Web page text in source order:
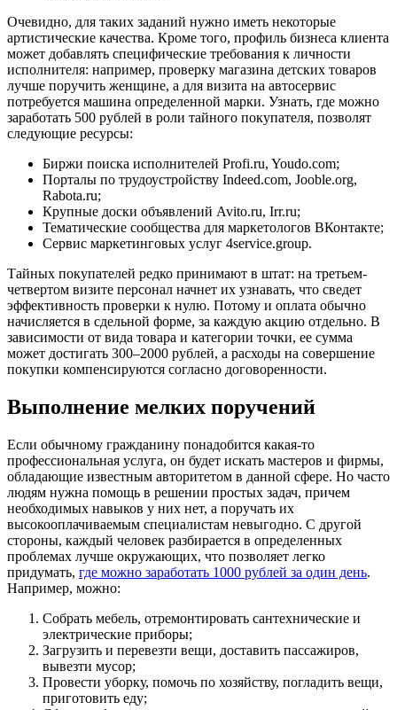
Очевидно, для таких заданий нужно иметь некоторые
артистические качества. Кроме того, профиль бизнеса клиента
может добавлять специфические требования к личности
исполнителя: например, проверку магазина детских товаров
лучше поручить женщине, а для визита на автосервис
потребуется машина определенной марки. Узнать, где можно
заработать 500 рублей в роли тайного покупателя, позволят
следующие ресурсы:
Биржи поиска исполнителей Profi.ru, Youdo.com;
Порталы по трудоустройству Indeed.com, Jooble.org,
Rabota.ru;
Крупные доски объявлений Avito.ru, Irr.ru;
Тематические сообщества для маркетологов ВКонтакте;
Сервис маркетинговых услуг 4service.group.
Тайных покупателей редко принимают в штат: на третьем-
четвертом визите персонал начнет их узнавать, что сведет
эффективность проверки к нулю. Потому и оплата обычно
начисляется в сдельной форме, за каждую акцию отдельно. В
зависимости от вида товара и категории точки, ее сумма
может достигать 300–2000 рублей, а расходы на совершение
покупки компенсируются согласно договоренности.
Выполнение мелких поручений
Если обычному гражданину понадобится какая-то
профессиональная услуга, он будет искать мастеров и фирмы,
обладающие известным авторитетом в данной сфере. Но часто
людям нужна помощь в решении простых задач, причем
необходимых навыков у них нет, а поручать их
высокооплачиваемым специалистам невыгодно. С другой
стороны, каждый человек разбирается в определенных
проблемах лучше окружающих, что позволяет легко
придумать, где можно заработать 1000 рублей за один день.
Например, можно:
Собрать мебель, отремонтировать сантехнические и
электрические приборы;
Загрузить и перевезти вещи, доставить пассажиров,
вывезти мусор;
Провести уборку, помочь по хозяйству, погладить вещи,
приготовить еду;